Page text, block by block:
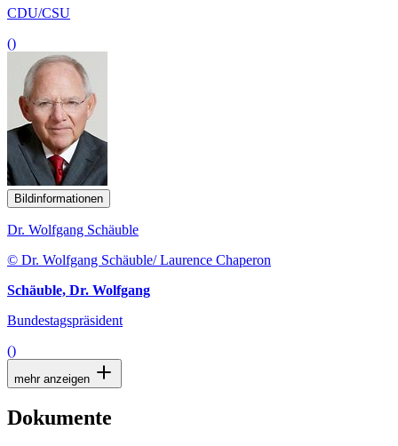
CDU/CSU
()
Bildinformationen
Dr. Wolfgang Schäuble
© Dr. Wolfgang Schäuble/ Laurence Chaperon
Schäuble, Dr. Wolfgang
Bundestagspräsident
()
mehr anzeigen
Dokumente